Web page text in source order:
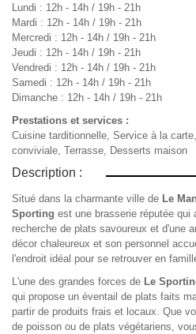
Lundi : 12h - 14h / 19h - 21h
Mardi : 12h - 14h / 19h - 21h
Mercredi : 12h - 14h / 19h - 21h
Jeudi : 12h - 14h / 19h - 21h
Vendredi : 12h - 14h / 19h - 21h
Samedi : 12h - 14h / 19h - 21h
Dimanche : 12h - 14h / 19h - 21h
Prestations et services :
Cuisine tarditionnelle, Service à la
conviviale, Terrasse, Desserts maison
Description :
Situé dans la charmante ville de Le
Sporting est une brasserie réputée qui
recherche de plats savoureux et d'une
décor chaleureux et son personnel
l'endroit idéal pour se retrouver en
L'une des grandes forces de Le
qui propose un éventail de plats faits
partir de produits frais et locaux. Que
de poisson ou de plats végétariens,